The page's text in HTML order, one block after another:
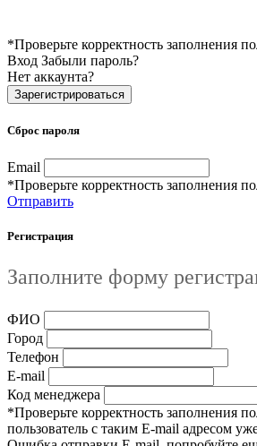
*Проверьте корректность заполнения
Вход Забыли пароль?
Нет аккаунта?
Зарегистрироваться
Сброс пароля
Email
*Проверьте корректность заполнения
Отправить
Регистрация
Заполните форму
ФИО
Город
Телефон
E-mail
Код менеджера
*Проверьте корректность заполнения
пользователь с таким E-mail адресом